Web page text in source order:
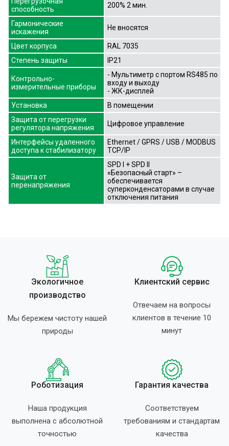
способность
200% 2 мин.
Гармонические
искажения
Не вносятся
Цвет корпуса
RAL 7035
Степень защиты
IP21
Контрольно-
измерительные приборы
- Мультиметр с портом RS485 по
входу и выходу
- ЖК-дисплей
Установка
В помещении
Защита от перегрузки
регулятора напряжения
Цифровое управление
Интерфейсы удаленного
доступа к стабилизатору
Ethernet / GPRS / USB / MODBUS
TCP/IP
Защита от
перенапряжения
SPD I + SPD II
«Безопасный старт» –
обеспечивается
суперконденсаторами в случае
отключения питания
Экологичное
производство
Мы бережем чистоту нашей
природы
Клиентский сервис
Отвечаем на вопросы
клиентов в течение 10
минут
Роботизация
Наша продукция
выполнена с абсолютной
точностью
Гарантия качества
Соответствуем
требованиям и стандартам
качества